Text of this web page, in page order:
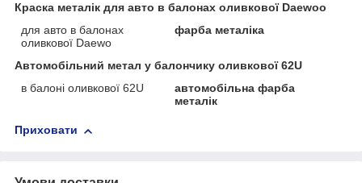
Краска металік для авто в балонах оливкової Daewoo
для авто в балонах
оливкової Daewo
фарба металіка
Автомобільний метал у балончику оливкової 62U
в балоні оливкової 62U
автомобільна фарба
металік
Приховати